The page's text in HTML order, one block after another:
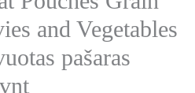
and Vegetables
pašaras